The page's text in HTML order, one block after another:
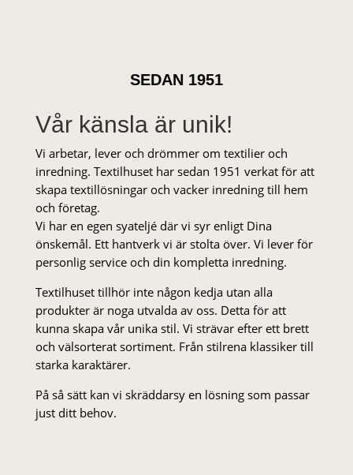
SEDAN 1951
Vår känsla är unik!
Vi arbetar, lever och drömmer om textilier och
inredning. Textilhuset har sedan 1951 verkat för att
skapa textillösningar och vacker inredning till hem
och företag.
Vi har en egen syateljé där vi syr enligt Dina
önskemål. Ett hantverk vi är stolta över. Vi lever för
personlig service och din kompletta inredning.
Textilhuset tillhör inte någon kedja utan alla
produkter är noga utvalda av oss. Detta för att
kunna skapa vår unika stil. Vi strä­var efter ett brett
och välsorterat sor­ti­ment. Från stil­rena klas­siker till
starka karaktärer.
På så sätt kan vi skräddarsy en lösning som passar
just ditt behov.